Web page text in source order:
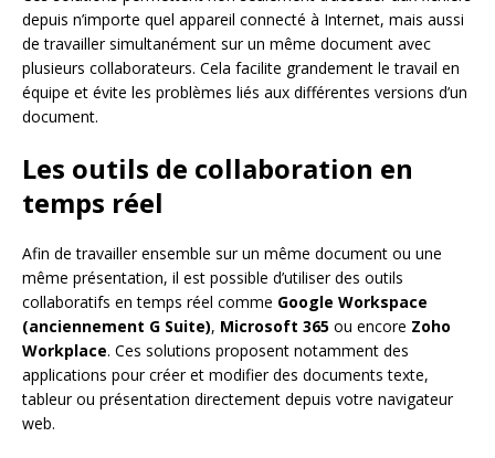
depuis n’importe quel appareil connecté à Internet, mais aussi
de travailler simultanément sur un même document avec
plusieurs collaborateurs. Cela facilite grandement le travail en
équipe et évite les problèmes liés aux différentes versions d’un
document.
Les outils de collaboration en
temps réel
Afin de travailler ensemble sur un même document ou une
même présentation, il est possible d’utiliser des outils
collaboratifs en temps réel comme Google Workspace
(anciennement G Suite), Microsoft 365 ou encore Zoho
Workplace. Ces solutions proposent notamment des
applications pour créer et modifier des documents texte,
tableur ou présentation directement depuis votre navigateur
web.